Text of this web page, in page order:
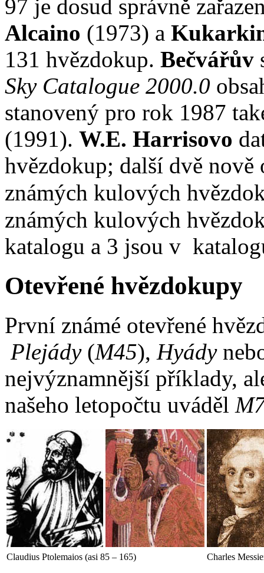
97 je dosud správně
Alcaino (1973) a
131 hvězdokup. Bečvářův
Sky Catalogue 2000.0
stanovený pro rok 1987
(1991). W.E. Harrisovo
hvězdokup; další dvě nově
známých kulových
známých kulových
katalogu a 3 jsou v
Otevřené hvězdokupy
První známé otevřené
Plejády(M45), Hyády
nejvýznamnější příklady,
našeho letopočtu uváděl
Claudius Ptolemaios (asi 85 – 165) Charles